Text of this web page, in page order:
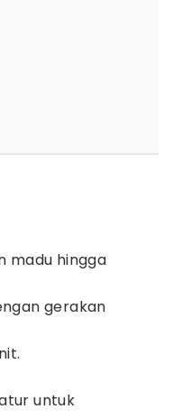
madu hingga
gerakan
untuk